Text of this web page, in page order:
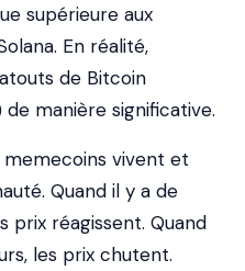
supérieure aux
En réalité,
de Bitcoin
manière significative.
memecoins vivent et
Quand il y a de
prix réagissent. Quand
les prix chutent.